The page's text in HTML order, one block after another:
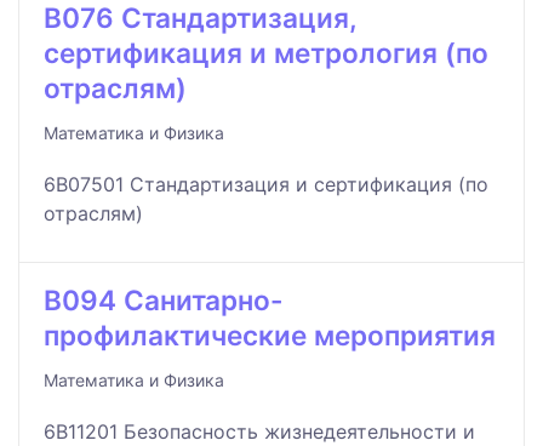
B076 Стандартизация,
сертификация и метрология (по
отраслям)
Математика и Физика
6B07501 Стандартизация и сертификация (по
отраслям)
B094 Санитарно-
профилактические мероприятия
Математика и Физика
6B11201 Безопасность жизнедеятельности и